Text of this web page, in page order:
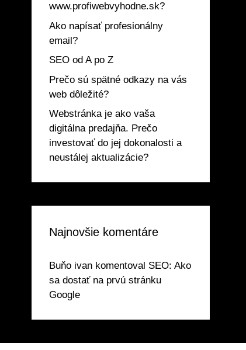
www.profiwebvyhodne.sk?
Ako napísať profesionálny
email?
SEO od A po Z
Prečo sú spätné odkazy na vás
web dôležité?
Webstránka je ako vaša
digitálna predajňa. Prečo
investovať do jej dokonalosti a
neustálej aktualizácie?
Najnovšie komentáre
Buňo ivan komentoval SEO: Ako
sa dostať na prvú stránku
Google